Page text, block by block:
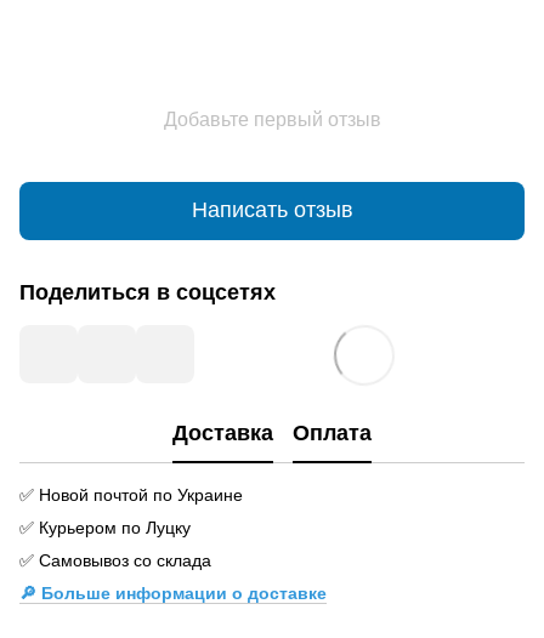
Добавьте первый отзыв
Написать отзыв
Поделиться в соцсетях
Доставка Оплата
✅ Новой почтой по Украине
✅ Курьером по Луцку
✅ Самовывоз со склада
🔎 Больше информации о доставке